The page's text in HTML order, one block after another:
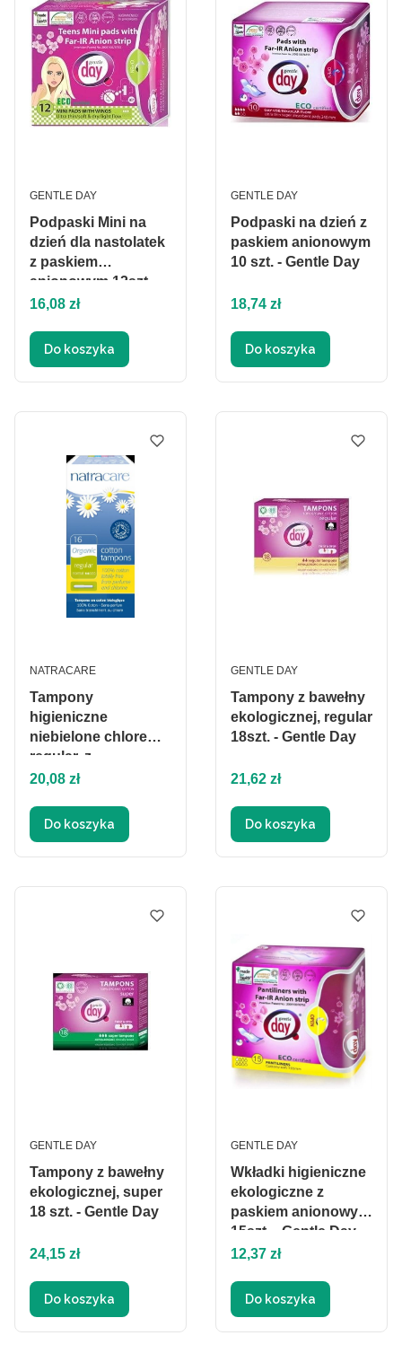
Podpaski Mini na
dzień dla nastolatek
z paskiem
anionowym 12szt. -
Gentle Day
PRODUCENT
GENTLE DAY
Cena
16,08 zł
Do koszyka
Podpaski na dzień z
paskiem anionowym
10 szt. - Gentle Day
PRODUCENT
GENTLE DAY
Cena
18,74 zł
Do koszyka
Tampony
higieniczne
niebielone chlorem,
regular, z
aplikatorem, 16szt. -
PRODUCENT
NATRACARE
Cena
20,08 zł
Do koszyka
Tampony z bawełny
ekologicznej, regular
18szt. - Gentle Day
PRODUCENT
GENTLE DAY
Cena
21,62 zł
Do koszyka
Tampony z bawełny
ekologicznej, super
18 szt. - Gentle Day
PRODUCENT
GENTLE DAY
Cena
24,15 zł
Do koszyka
Wkładki higieniczne
ekologiczne z
paskiem anionowym
15szt. - Gentle Day
PRODUCENT
GENTLE DAY
Cena
12,37 zł
Do koszyka